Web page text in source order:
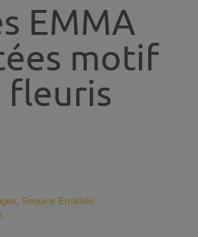
EMMA
motif
fleuris
, Sequins Emaillés